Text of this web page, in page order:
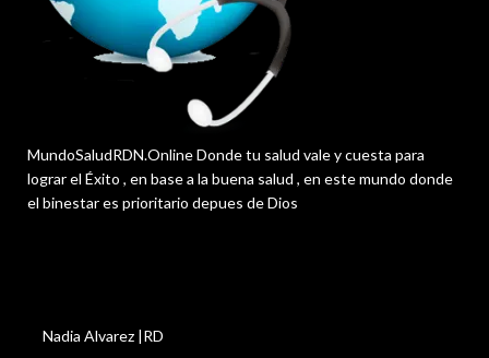
MundoSaludRDN.Online Donde tu salud vale y cuesta para
lograr el Éxito , en base a la buena salud , en este mundo donde
el binestar es prioritario depues de Dios
Nadia Alvarez |RD